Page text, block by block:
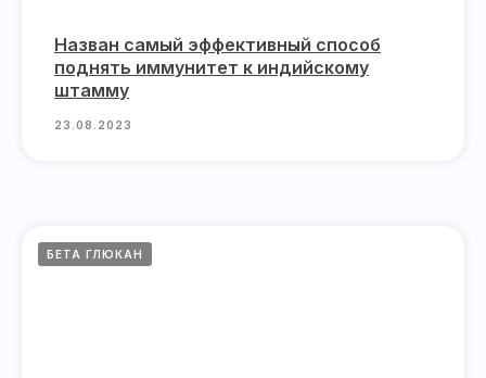
Назван самый эффективный способ
поднять иммунитет к индийскому
штамму
23.08.2023
БЕТА ГЛЮКАН